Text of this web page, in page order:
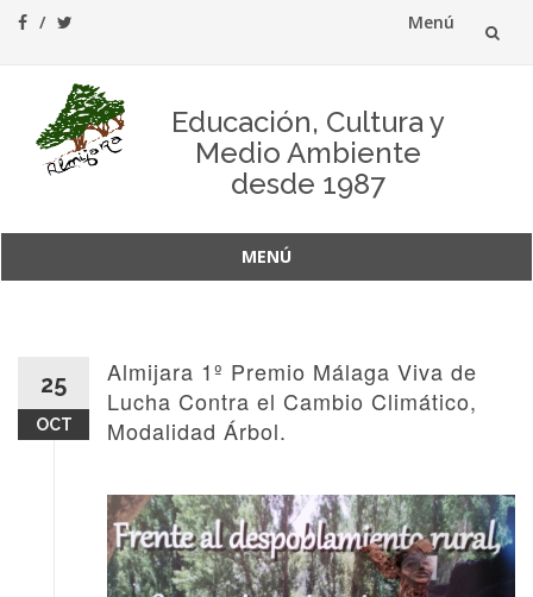
Menú
contenido
Educación, Cultura y
Medio Ambiente
desde 1987
MENÚ
25
OCT
Almijara 1º Premio Málaga Viva de
Lucha Contra el Cambio Climático,
Modalidad Árbol.